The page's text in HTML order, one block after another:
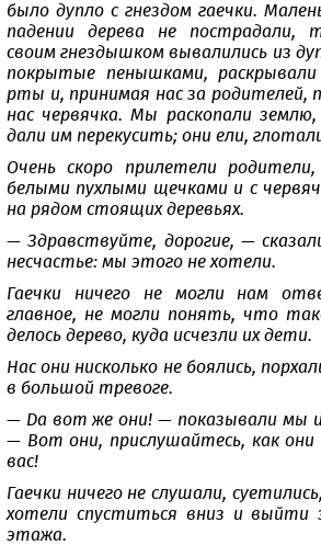
было дупло с гнездом гаечки.
падении дерева не пострадали,
своим гнездышком вывалились из
покрытые пенышками,
рты и, принимая нас за родителей,
нас червячка. Мы раскопали
дали им перекусить; они ели,
Очень скоро прилетели родители,
белыми пухлыми щечками и с
на рядом стоящих деревьях.
— Здравствуйте, дорогие, —
несчастье: мы этого не хотели.
Гаечки ничего не могли нам
главное, не могли понять, что
делось дерево, куда исчезли их дети.
Нас они нисколько не боялись,
в большой тревоге.
— Да вот же они! — показывали мы
— Вот они, прислушайтесь, как
вас!
Гаечки ничего не слушали,
хотели спуститься вниз и выйти
этажа.